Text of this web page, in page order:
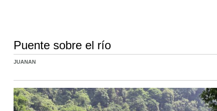
Puente sobre el río
JUANAN